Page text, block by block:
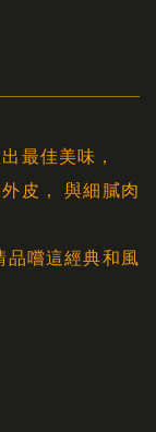
最佳美味，
皮， 與細膩肉
品嚐這經典和風